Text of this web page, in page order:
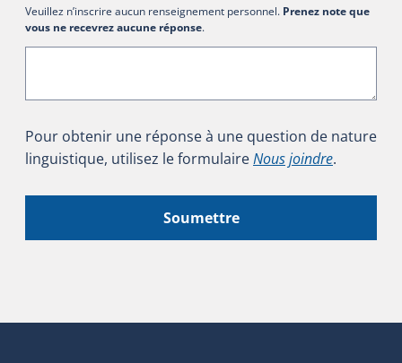
Veuillez n’inscrire aucun renseignement personnel. Prenez note que
vous ne recevrez aucune réponse.
Pour obtenir une réponse à une question de nature
linguistique, utilisez le formulaireNous joindre.
Soumettre